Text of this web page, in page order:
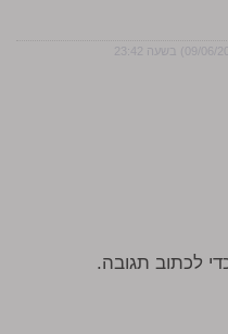
לכתוב תגובה.